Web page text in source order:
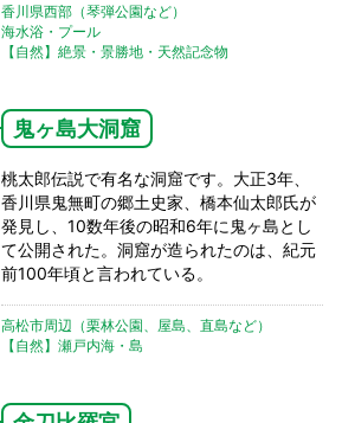
香川県西部（琴弾公園など）
海水浴・プール
【自然】絶景・景勝地・天然記念物
鬼ヶ島大洞窟
桃太郎伝説で有名な洞窟です。大正3年、
香川県鬼無町の郷土史家、橋本仙太郎氏が
発見し、10数年後の昭和6年に鬼ヶ島とし
て公開された。洞窟が造られたのは、紀元
前100年頃と言われている。
高松市周辺（栗林公園、屋島、直島など）
【自然】瀬戸内海・島